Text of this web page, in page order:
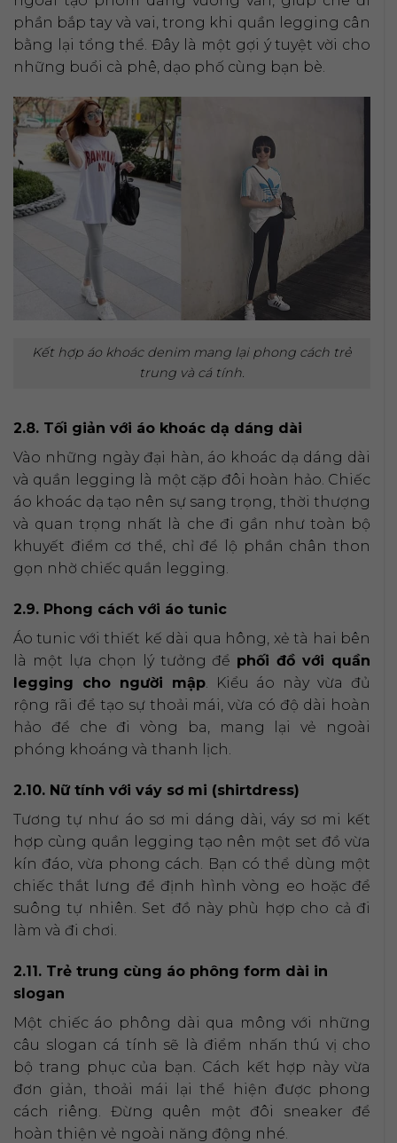
phần bắp tay và vai, trong khi quần legging cân
bằng lại tổng thể. Đây là một gợi ý tuyệt vời cho
những buổi cà phê, dạo phố cùng bạn bè.
Kết hợp áo khoác denim mang lại phong cách trẻ
trung và cá tính.
2.8. Tối giản với áo khoác dạ dáng dài
Vào những ngày đại hàn, áo khoác dạ dáng dài
và quần legging là một cặp đôi hoàn hảo. Chiếc
áo khoác dạ tạo nên sự sang trọng, thời thượng
và quan trọng nhất là che đi gần như toàn bộ
khuyết điểm cơ thể, chỉ để lộ phần chân thon
gọn nhờ chiếc quần legging.
2.9. Phong cách với áo tunic
Áo tunic với thiết kế dài qua hông, xẻ tà hai bên
là một lựa chọn lý tưởng để phối đồ với quần
legging cho người mập. Kiểu áo này vừa đủ
rộng rãi để tạo sự thoải mái, vừa có độ dài hoàn
hảo để che đi vòng ba, mang lại vẻ ngoài
phóng khoáng và thanh lịch.
2.10. Nữ tính với váy sơ mi (shirtdress)
Tương tự như áo sơ mi dáng dài, váy sơ mi kết
hợp cùng quần legging tạo nên một set đồ vừa
kín đáo, vừa phong cách. Bạn có thể dùng một
chiếc thắt lưng để định hình vòng eo hoặc để
suông tự nhiên. Set đồ này phù hợp cho cả đi
làm và đi chơi.
2.11. Trẻ trung cùng áo phông form dài in
slogan
Một chiếc áo phông dài qua mông với những
câu slogan cá tính sẽ là điểm nhấn thú vị cho
bộ trang phục của bạn. Cách kết hợp này vừa
đơn giản, thoải mái lại thể hiện được phong
cách riêng. Đừng quên một đôi sneaker để
hoàn thiện vẻ ngoài năng động nhé.